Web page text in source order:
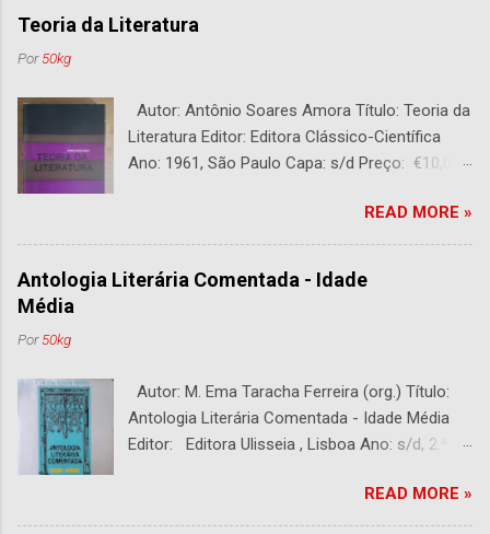
Teoria da Literatura
Por50kg
Autor: Antônio Soares Amora Título: Teoria da
Literatura Editor: Editora Clássico-Científica
Ano: 1961, São Paulo Capa: s/d Preço: €10,00
READ MORE »
Antologia Literária Comentada - Idade
Média
Por50kg
Autor: M. Ema Taracha Ferreira (org.) Título:
Antologia Literária Comentada - Idade Média
Editor: Editora Ulisseia , Lisboa Ano: s/d, 2.ª
Com alguns sublinhados a lapiseira. Usado.
Com 252 páginas.
READ MORE »